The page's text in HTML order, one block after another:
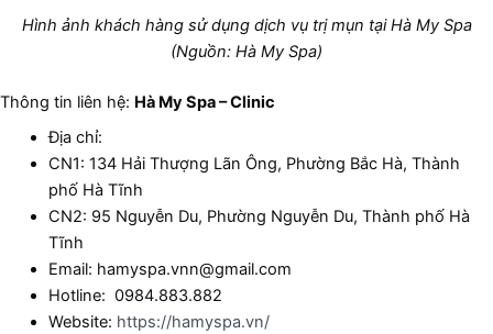
Hình ảnh khách hàng sử dụng dịch vụ trị mụn tại Hà My Spa
(Nguồn: Hà My Spa)
Thông tin liên hệ: Hà My Spa – Clinic
Địa chỉ:
CN1: 134 Hải Thượng Lãn Ông, Phường Bắc Hà, Thành
phố Hà Tĩnh
CN2: 95 Nguyễn Du, Phường Nguyễn Du, Thành phố Hà
Tĩnh
Email: hamyspa.vnn@gmail.com
Hotline: 0984.883.882
Website: https://hamyspa.vn/